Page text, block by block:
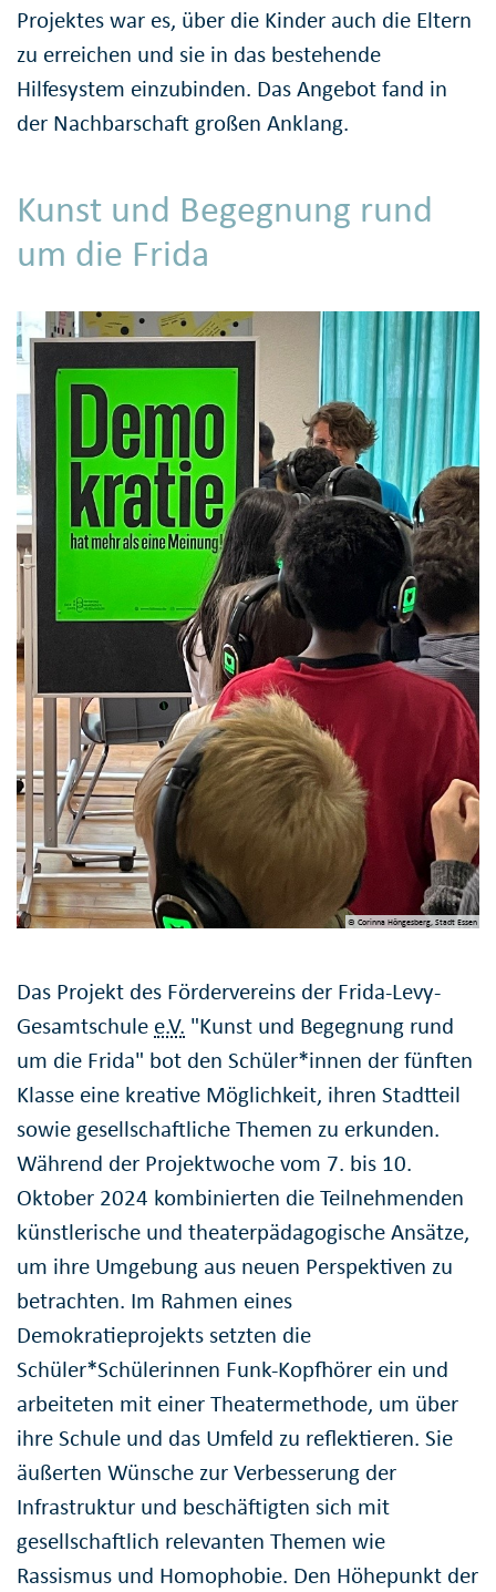
Projektes war es, über die Kinder auch die Eltern
zu erreichen und sie in das bestehende
Hilfesystem einzubinden. Das Angebot fand in
der Nachbarschaft großen Anklang.
Kunst und Begegnung rund
um die Frida
© Corinna Höngesberg, Stadt Essen
Das Projekt des Fördervereins der Frida-Levy-
Gesamtschule e.V. "Kunst und Begegnung rund
um die Frida" bot den Schüler*innen der fünften
Klasse eine kreative Möglichkeit, ihren Stadtteil
sowie gesellschaftliche Themen zu erkunden.
Während der Projektwoche vom 7. bis 10.
Oktober 2024 kombinierten die Teilnehmenden
künstlerische und theaterpädagogische Ansätze,
um ihre Umgebung aus neuen Perspektiven zu
betrachten. Im Rahmen eines
Demokratieprojekts setzten die
Schüler*Schülerinnen Funk-Kopfhörer ein und
arbeiteten mit einer Theatermethode, um über
ihre Schule und das Umfeld zu reflektieren. Sie
äußerten Wünsche zur Verbesserung der
Infrastruktur und beschäftigten sich mit
gesellschaftlich relevanten Themen wie
Rassismus und Homophobie. Den Höhepunkt der